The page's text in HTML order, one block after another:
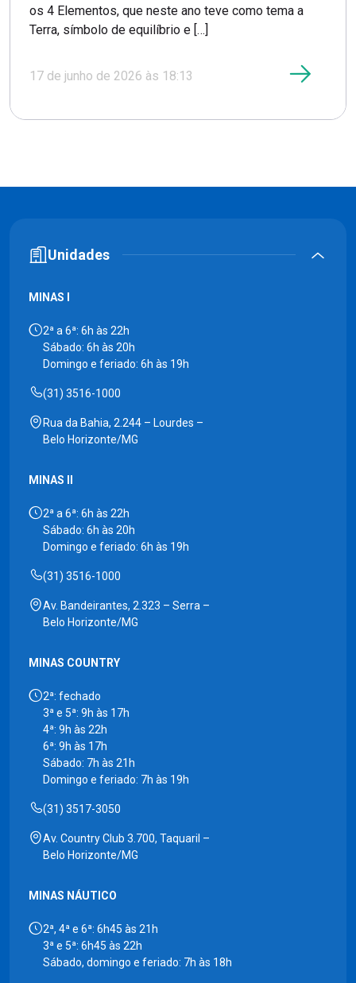
os 4 Elementos, que neste ano teve como tema a
Terra, símbolo de equilíbrio e […]
17 de junho de 2026 às 18:13
Unidades
MINAS I
2ª a 6ª: 6h às 22h
Sábado: 6h às 20h
Domingo e feriado: 6h às 19h
(31) 3516-1000
Rua da Bahia, 2.244 – Lourdes –
Belo Horizonte/MG
MINAS II
2ª a 6ª: 6h às 22h
Sábado: 6h às 20h
Domingo e feriado: 6h às 19h
(31) 3516-1000
Av. Bandeirantes, 2.323 – Serra –
Belo Horizonte/MG
MINAS COUNTRY
2ª: fechado
3ª e 5ª: 9h às 17h
4ª: 9h às 22h
6ª: 9h às 17h
Sábado: 7h às 21h
Domingo e feriado: 7h às 19h
(31) 3517-3050
Av. Country Club 3.700, Taquaril –
Belo Horizonte/MG
MINAS NÁUTICO
2ª, 4ª e 6ª: 6h45 às 21h
3ª e 5ª: 6h45 às 22h
Sábado, domingo e feriado: 7h às 18h